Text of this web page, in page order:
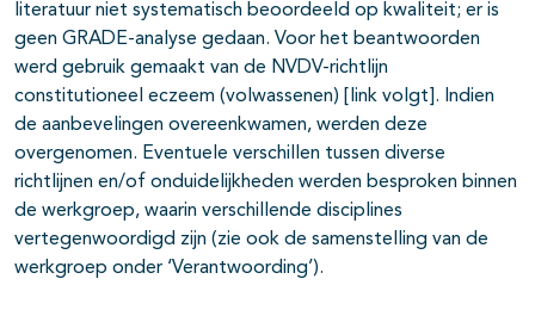
literatuur niet systematisch beoordeeld op kwaliteit; er is
geen GRADE-analyse gedaan. Voor het beantwoorden
werd gebruik gemaakt van de NVDV-richtlijn
constitutioneel eczeem (volwassenen) [link volgt]. Indien
de aanbevelingen overeenkwamen, werden deze
overgenomen. Eventuele verschillen tussen diverse
richtlijnen en/of onduidelijkheden werden besproken binnen
de werkgroep, waarin verschillende disciplines
vertegenwoordigd zijn (zie ook de samenstelling van de
werkgroep onder ‘Verantwoording’).